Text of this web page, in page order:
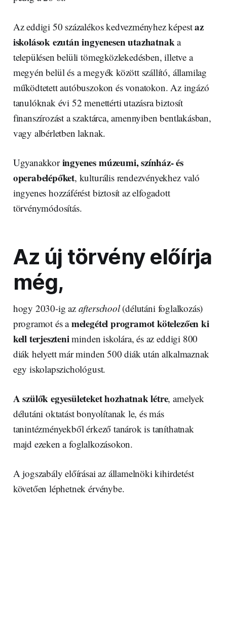
Az eddigi 50 százalékos kedvezményhez képestaz
iskolások ezután ingyenesen utazhatnaka
településen belüli tömegközlekedésben, illetve a
megyén belül és a megyék között szállító, államilag
működtetett autóbuszokon és vonatokon. Az ingázó
tanulóknak évi 52 menettérti utazásra biztosít
finanszírozást a szaktárca, amennyiben bentlakásban,
vagy albérletben laknak.
Ugyanakkoringyenes múzeumi, színház- és
operabelépőket, kulturális rendezvényekhez való
ingyenes hozzáférést biztosít az elfogadott
törvénymódosítás.
Az új törvény előírja
még,
hogy 2030-ig az afterschool(délutáni foglalkozás)
programot és amelegétel programot kötelezően ki
kell terjeszteniminden iskolára, és az eddigi 800
diák helyett már minden 500 diák után alkalmaznak
egy iskolapszichológust.
A szülők egyesületeket hozhatnak létre, amelyek
délutáni oktatást bonyolítanak le, és más
tanintézményekből érkező tanárok is taníthatnak
majd ezeken a foglalkozásokon.
A jogszabály előírásai az államelnöki kihirdetést
követően léphetnek érvénybe.